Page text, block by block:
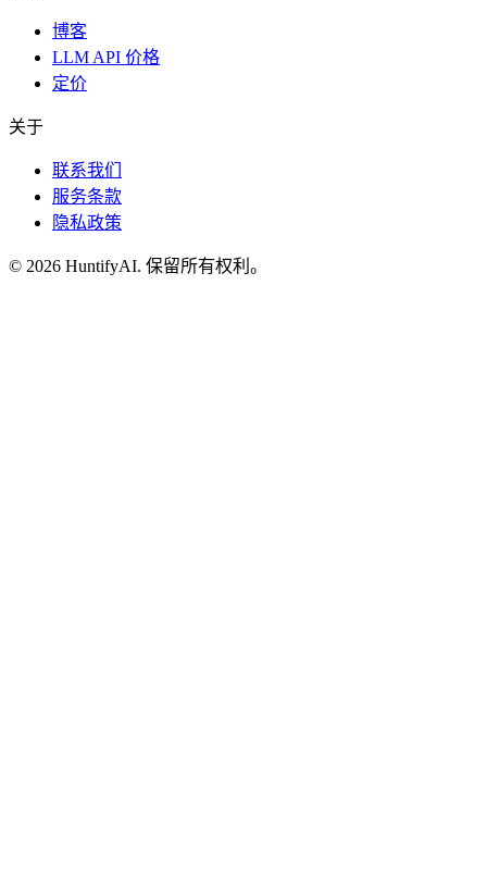
博客
LLM API 价格
定价
关于
联系我们
服务条款
隐私政策
© 2026 HuntifyAI. 保留所有权利。